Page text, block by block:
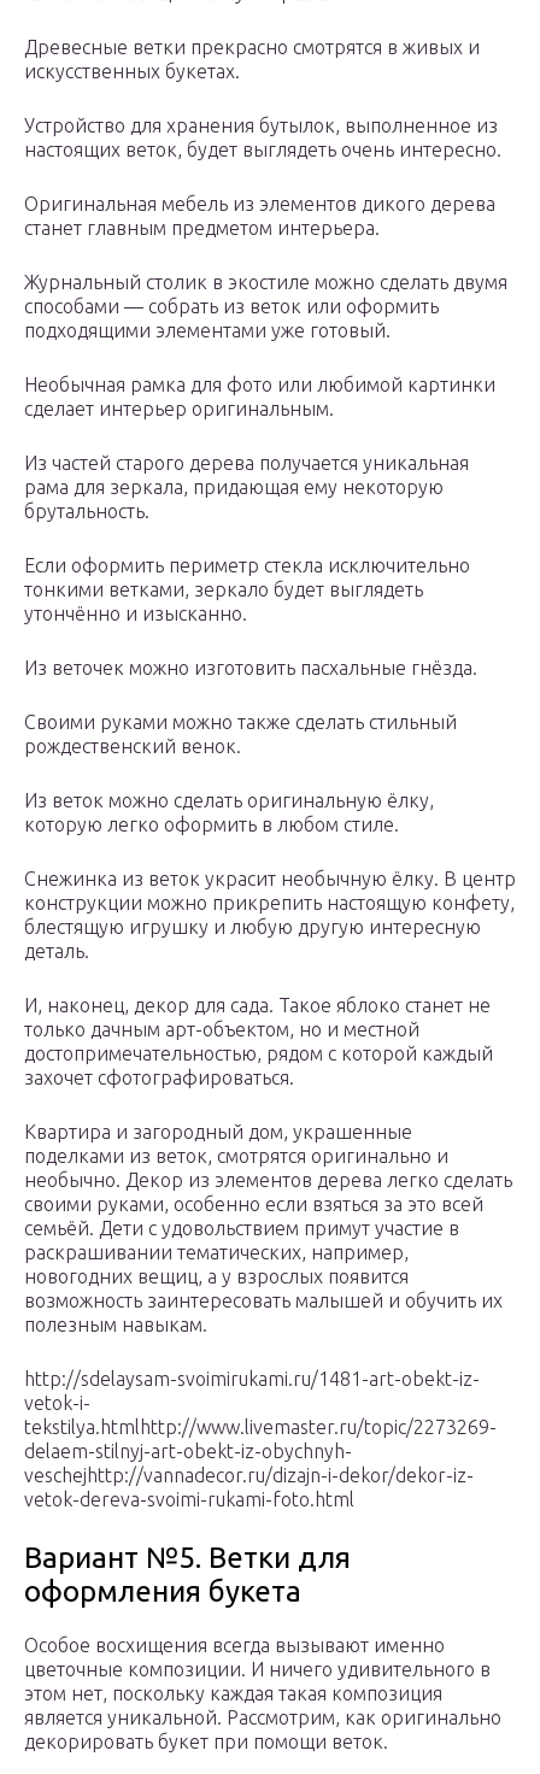
Древесные ветки прекрасно смотрятся в живых и
искусственных букетах.
Устройство для хранения бутылок, выполненное из
настоящих веток, будет выглядеть очень интересно.
Оригинальная мебель из элементов дикого дерева
станет главным предметом интерьера.
Журнальный столик в экостиле можно сделать двумя
способами — собрать из веток или оформить
подходящими элементами уже готовый.
Необычная рамка для фото или любимой картинки
сделает интерьер оригинальным.
Из частей старого дерева получается уникальная
рама для зеркала, придающая ему некоторую
брутальность.
Если оформить периметр стекла исключительно
тонкими ветками, зеркало будет выглядеть
утончённо и изысканно.
Из веточек можно изготовить пасхальные гнёзда.
Своими руками можно также сделать стильный
рождественский венок.
Из веток можно сделать оригинальную ёлку,
которую легко оформить в любом стиле.
Снежинка из веток украсит необычную ёлку. В центр
конструкции можно прикрепить настоящую конфету,
блестящую игрушку и любую другую интересную
деталь.
И, наконец, декор для сада. Такое яблоко станет не
только дачным арт-объектом, но и местной
достопримечательностью, рядом с которой каждый
захочет сфотографироваться.
Квартира и загородный дом, украшенные
поделками из веток, смотрятся оригинально и
необычно. Декор из элементов дерева легко сделать
своими руками, особенно если взяться за это всей
семьёй. Дети с удовольствием примут участие в
раскрашивании тематических, например,
новогодних вещиц, а у взрослых появится
возможность заинтересовать малышей и обучить их
полезным навыкам.
http://sdelaysam-svoimirukami.ru/1481-art-obekt-iz-
vetok-i-
tekstilya.htmlhttp://www.livemaster.ru/topic/2273269-
delaem-stilnyj-art-obekt-iz-obychnyh-
veschejhttp://vannadecor.ru/dizajn-i-dekor/dekor-iz-
vetok-dereva-svoimi-rukami-foto.html
Вариант №5. Ветки для
оформления букета
Особое восхищения всегда вызывают именно
цветочные композиции. И ничего удивительного в
этом нет, поскольку каждая такая композиция
является уникальной. Рассмотрим, как оригинально
декорировать букет при помощи веток.